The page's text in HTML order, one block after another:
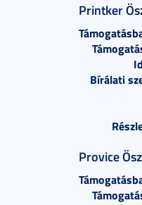
Printker
Bírálati
Provice